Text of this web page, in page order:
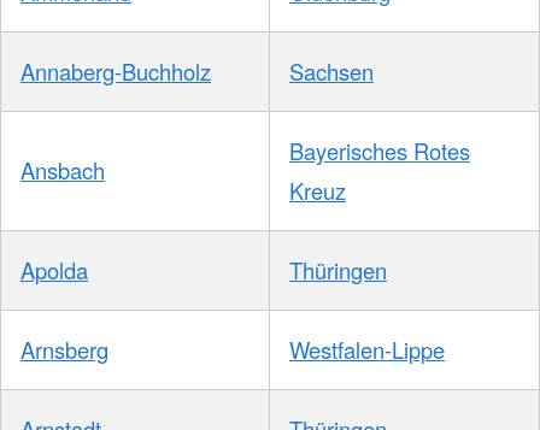
Annaberg-Buchholz Sachsen
Ansbach
Bayerisches Rotes
Kreuz
Apolda Thüringen
Arnsberg Westfalen-Lippe